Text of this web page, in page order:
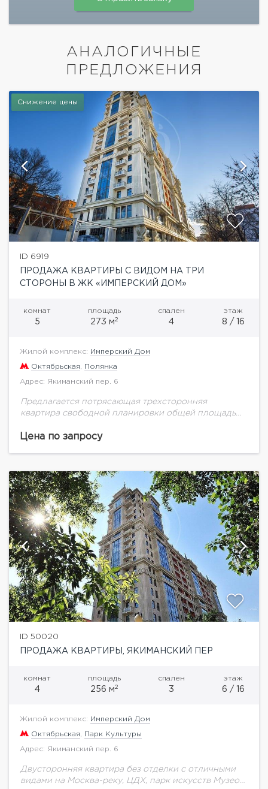
АНАЛОГИЧНЫЕ
ПРЕДЛОЖЕНИЯ
Снижение цены
ID 6919
ПРОДАЖА КВАРТИРЫ С ВИДОМ НА ТРИ
СТОРОНЫ В ЖК «ИМПЕРСКИЙ ДОМ»
комнат
5
площадь
273 м2
спален
4
этаж
8 / 16
Жилой комплекс: Имперский Дом
Октябрьская Полянка
Адрес: Якиманский пер. 6
Предлагается потрясающая трехсторонняя
квартира свободной планировки общей площадью
правильной формы - позволяет воплотить
Цена по запросу
ID 50020
ПРОДАЖА КВАРТИРЫ, ЯКИМАНСКИЙ ПЕР
комнат
4
площадь
256 м2
спален
3
этаж
6 / 16
Жилой комплекс: Имперский Дом
Октябрьская Парк Культуры
Адрес: Якиманский пер. 6
Двусторонняя квартира без отделки с отличными
видами на Москва-реку, ЦДХ, парк искусств Музеон,